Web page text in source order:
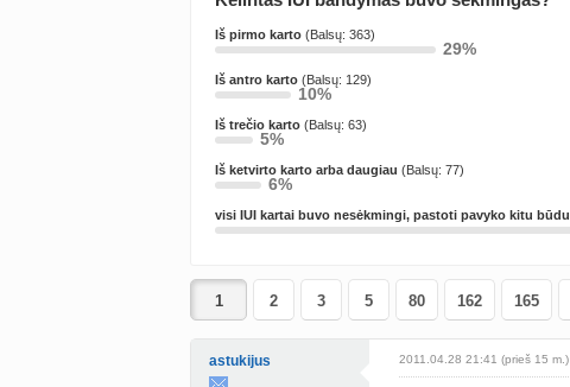
Iš pirmo karto (Balsų: 363)
29%
Iš antro karto (Balsų: 129)
10%
Iš trečio karto (Balsų: 63)
5%
Iš ketvirto karto arba daugiau (Balsų: 77)
6%
visi IUI kartai buvo nesėkmingi, pastoti pavyko kitu būdu
2 3 5 80 162 165
astukijus 2011.04.28 21:41 (prieš 15 m.)